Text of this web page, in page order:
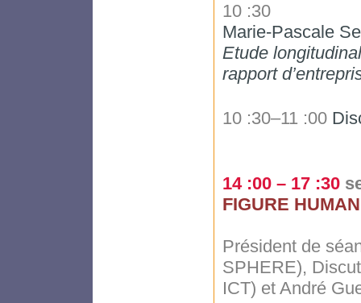
10 :30
Marie-Pascale
Etude
rapport
10 :30–11 :00
14 :00 – 17 :30
FIGURE
Président de
SPHERE),
ICT) et André